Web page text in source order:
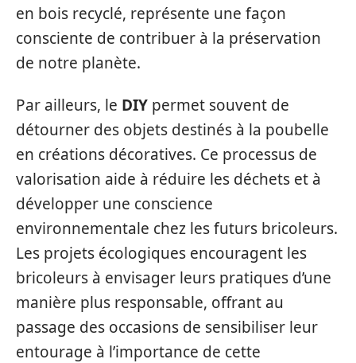
en bois recyclé, représente une façon
consciente de contribuer à la préservation
de notre planète.
Par ailleurs, le DIY permet souvent de
détourner des objets destinés à la poubelle
en créations décoratives. Ce processus de
valorisation aide à réduire les déchets et à
développer une conscience
environnementale chez les futurs bricoleurs.
Les projets écologiques encouragent les
bricoleurs à envisager leurs pratiques d’une
manière plus responsable, offrant au
passage des occasions de sensibiliser leur
entourage à l’importance de cette